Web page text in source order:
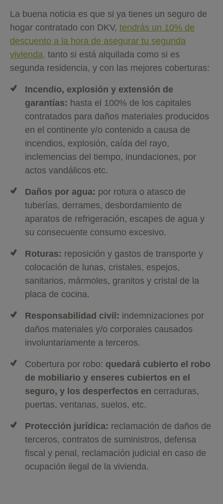
La buena noticia es que si ya tienes un seguro de
hogar contratado con DKV, tendrás un 10% de
descuento a la hora de asegurar tu segunda
vivienda, tanto si está alquilada como si es
segunda residencia, y con las mejores coberturas:
Incendio, explosión y extensión de
garantías: hasta el 100% de los capitales
contratados para daños materiales producidos
en el continente y/o contenido a causa de
incendios, explosión, caída del rayo,
inclemencias del tiempo, inundaciones, por
actos vandálicos etc.
Daños por agua: por rotura o atasco de
tuberías, derrames, desbordamiento de
aparatos de refrigeración, escapes de agua y
su consecuente consumo excesivo.
Roturas: reposición y gastos de transporte y
colocación de lunas, cristales, espejos,
sanitarios, mármoles, granitos y cristal de la
placa de cocina.
Responsabilidad civil: indemnizaciones por
daños materiales y/o corporales causados
involuntariamente a terceros.
Cobertura por robo: quedará cubierto el robo
de mobiliario y enseres cubiertos en el
seguro, y los desperfectos en cerraduras,
puertas, ventanas, suelos, etc.
Protección jurídica: reclamación de daños de
terceros, contratos de suministros, defensa
fiscal y penal, reclamación judicial en caso de
ocupación ilegal de la vivienda.